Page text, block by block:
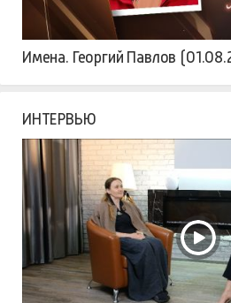
Имена. Георгий Павлов
ИНТЕРВЬЮ